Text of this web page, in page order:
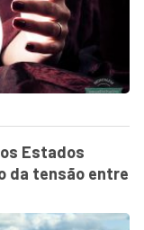
Estados
da tensão entre